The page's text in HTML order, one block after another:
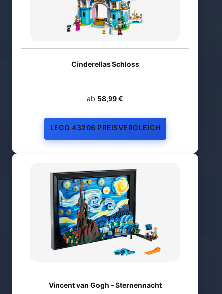
Cinderellas Schloss
ab 58,99 €
LEGO 43206 PREISVERGLEICH
Vincent van Gogh – Sternennacht